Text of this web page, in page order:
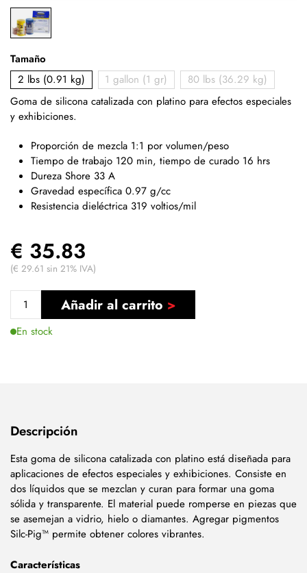
Tamaño
2 lbs (0.91 kg)
1 gallon (1 gr)
80 lbs (36.29 kg)
Goma de silicona catalizada con platino para efectos especiales
y exhibiciones.
Proporción de mezcla 1:1 por volumen/peso
Tiempo de trabajo 120 min, tiempo de curado 16 hrs
Dureza Shore 33 A
Gravedad específica 0.97 g/cc
Resistencia dieléctrica 319 voltios/mil
€ 35.83
(€ 29.61 sin 21% IVA)
Añadir al carrito
En stock
Descripción
Esta goma de silicona catalizada con platino está diseñada para
aplicaciones de efectos especiales y exhibiciones. Consiste en
dos líquidos que se mezclan y curan para formar una goma
sólida y transparente. El material puede romperse en piezas que
se asemejan a vidrio, hielo o diamantes. Agregar pigmentos
Silc-Pig™ permite obtener colores vibrantes.
Características